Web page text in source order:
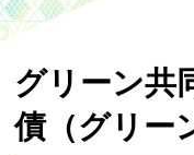
グリーン共
債（グリー